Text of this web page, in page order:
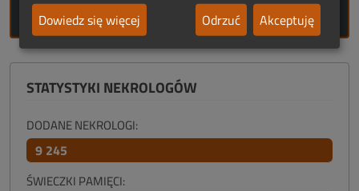
ROCZNICE URODZIN
STATYSTYKI NEKROLOGÓW
DODANE NEKROLOGI:
9 245
ŚWIECZKI PAMIĘCI:
Dowiedz się więcej
Odrzuć Akceptuję